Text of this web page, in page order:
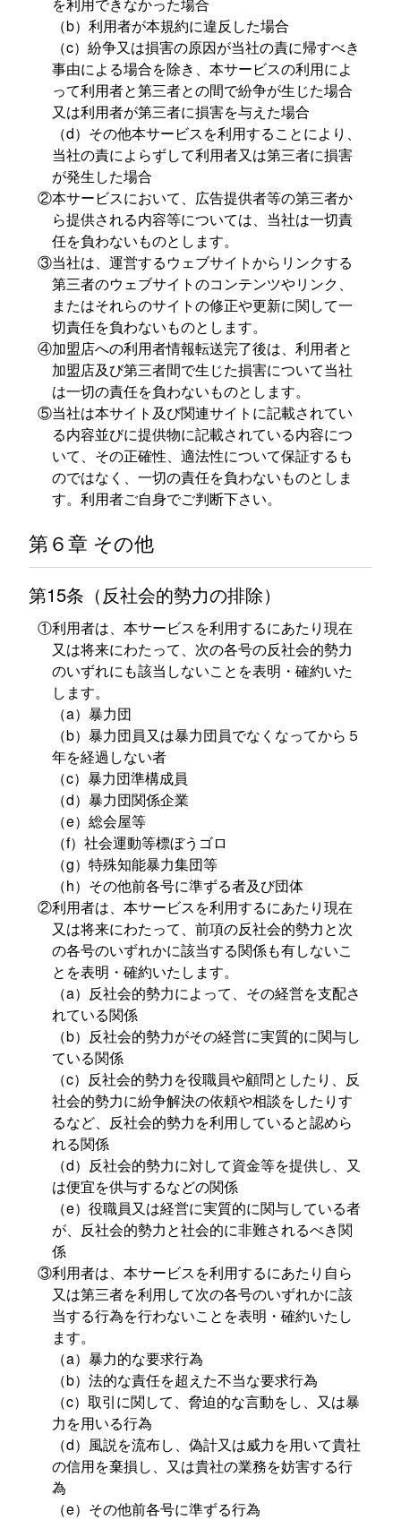
（b）利用者が本規約に違反した場合
（c）紛争又は損害の原因が当社の責に帰すべき
事由による場合を除き、本サービスの利用によ
って利用者と第三者との間で紛争が生じた場合
又は利用者が第三者に損害を与えた場合
（d）その他本サービスを利用することにより、
当社の責によらずして利用者又は第三者に損害
が発生した場合
②本サービスにおいて、広告提供者等の第三者か
ら提供される内容等については、当社は一切責
任を負わないものとします。
③当社は、運営するウェブサイトからリンクする
第三者のウェブサイトのコンテンツやリンク、
またはそれらのサイトの修正や更新に関して一
切責任を負わないものとします。
④加盟店への利用者情報転送完了後は、利用者と
加盟店及び第三者間で生じた損害について当社
は一切の責任を負わないものとします。
⑤当社は本サイト及び関連サイトに記載されてい
る内容並びに提供物に記載されている内容につ
いて、その正確性、適法性について保証するも
のではなく、一切の責任を負わないものとしま
す。利用者ご自身でご判断下さい。
第６章 その他
第15条（反社会的勢力の排除）
①利用者は、本サービスを利用するにあたり現在
又は将来にわたって、次の各号の反社会的勢力
のいずれにも該当しないことを表明・確約いた
します。
（a）暴力団
（b）暴力団員又は暴力団員でなくなってから５
年を経過しない者
（c）暴力団準構成員
（d）暴力団関係企業
（e）総会屋等
（f）社会運動等標ぼうゴロ
（g）特殊知能暴力集団等
（h）その他前各号に準ずる者及び団体
②利用者は、本サービスを利用するにあたり現在
又は将来にわたって、前項の反社会的勢力と次
の各号のいずれかに該当する関係も有しないこ
とを表明・確約いたします。
（a）反社会的勢力によって、その経営を支配さ
れている関係
（b）反社会的勢力がその経営に実質的に関与し
ている関係
（c）反社会的勢力を役職員や顧問としたり、反
社会的勢力に紛争解決の依頼や相談をしたりす
るなど、反社会的勢力を利用していると認めら
れる関係
（d）反社会的勢力に対して資金等を提供し、又
は便宜を供与するなどの関係
（e）役職員又は経営に実質的に関与している者
が、反社会的勢力と社会的に非難されるべき関
係
③利用者は、本サービスを利用するにあたり自ら
又は第三者を利用して次の各号のいずれかに該
当する行為を行わないことを表明・確約いたし
ます。
（a）暴力的な要求行為
（b）法的な責任を超えた不当な要求行為
（c）取引に関して、脅迫的な言動をし、又は暴
力を用いる行為
（d）風説を流布し、偽計又は威力を用いて貴社
の信用を棄損し、又は貴社の業務を妨害する行
為
（e）その他前各号に準ずる行為